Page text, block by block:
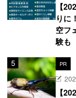
【
りに
空フ
験も
PR
【